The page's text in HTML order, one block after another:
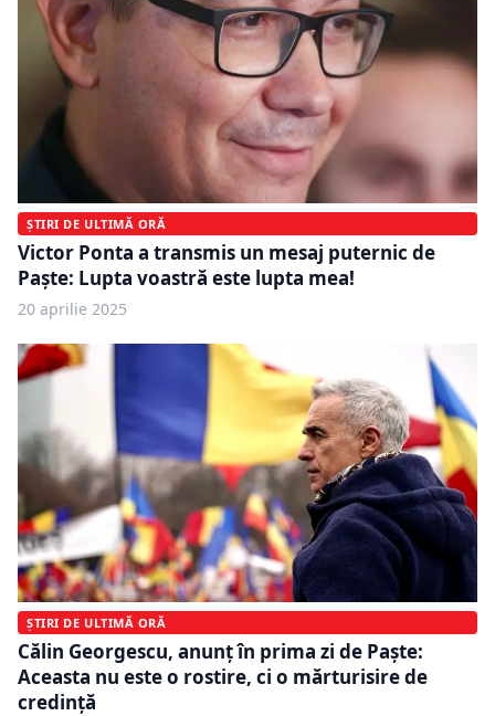
ȘTIRI DE ULTIMĂ ORĂ
Victor Ponta a transmis un mesaj puternic de
Paște: Lupta voastră este lupta mea!
20 aprilie 2025
ȘTIRI DE ULTIMĂ ORĂ
Călin Georgescu, anunț în prima zi de Paște:
Aceasta nu este o rostire, ci o mărturisire de
credință